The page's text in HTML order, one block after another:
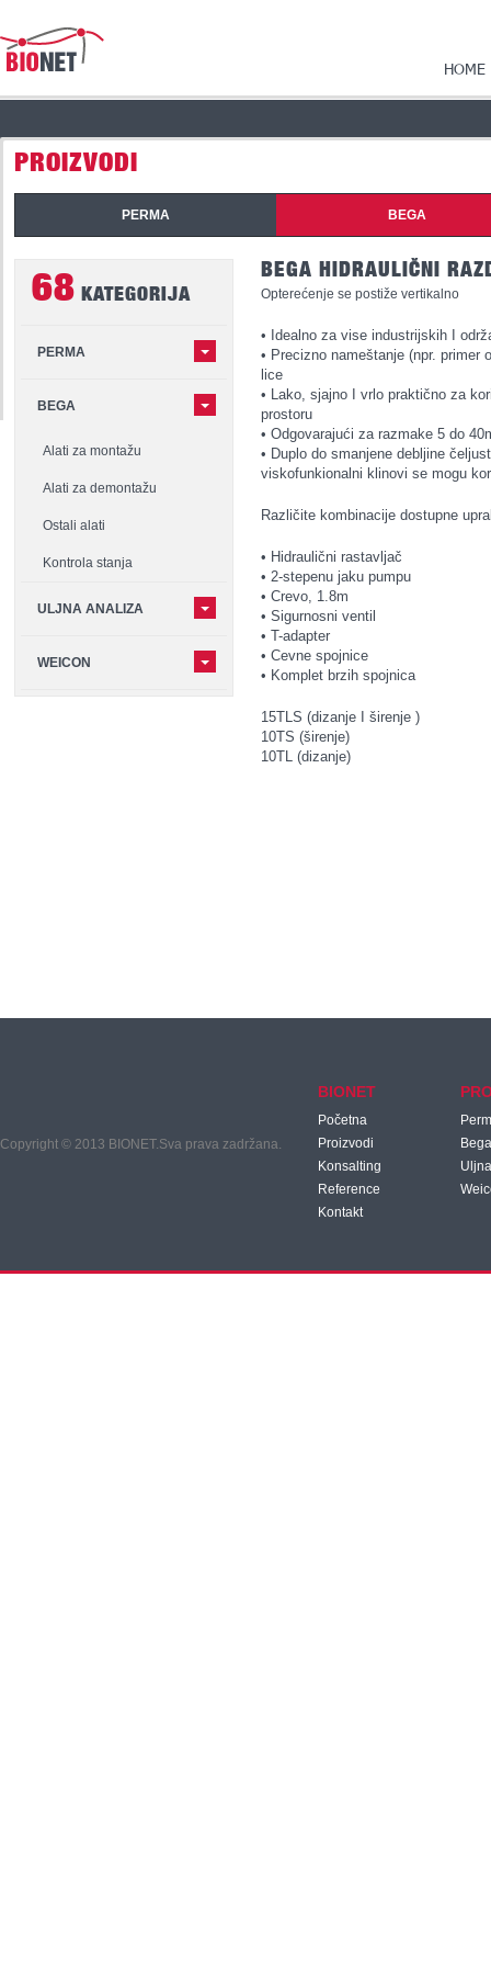
HOME
PROIZVODI
PERMA BEGA
68 KATEGORIJA
PERMA
BEGA
Alati za montažu
Alati za demontažu
Ostali alati
Kontrola stanja
ULJNA ANALIZA
WEICON
BEGA HIDRAULIČNI
Opterećenje se postiže vertikalno
• Idealno za vise industrijskih I
• Precizno nameštanje (npr. primer
lice
• Lako, sjajno I vrlo praktično za
prostoru
• Odgovarajući za razmake 5 do
• Duplo do smanjene debljine
viskofunkionalni klinovi se mogu
Različite kombinacije dostupne
• Hidraulični rastavljač
• 2-stepenu jaku pumpu
• Crevo, 1.8m
• Sigurnosni ventil
• T-adapter
• Cevne spojnice
• Komplet brzih spojnica
15TLS (dizanje I širenje )
10TS (širenje)
10TL (dizanje)
Copyright © 2013 BIONET.Sva prava zadržana.
BIONET
Početna
Proizvodi
Konsalting
Reference
Kontakt
Bega